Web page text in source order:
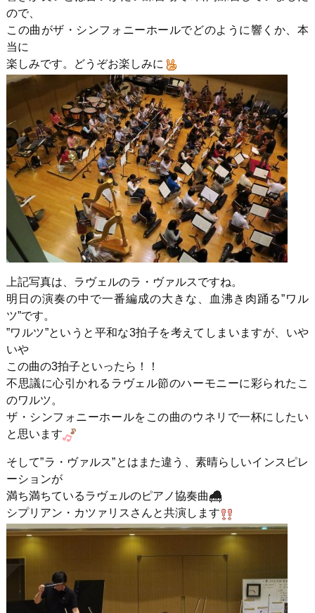
ので、
この曲がザ・シンフォニーホールでどのように響くか、本
当に
楽しみです。どうぞお楽しみに
上記写真は、ラヴェルのラ・ヴァルスですね。
明日の演奏の中で一番編成の大きな、血沸き肉踊る”ワル
ツ”です。
”ワルツ”というと平和な3拍子を考えてしまいますが、いや
いや
この曲の3拍子といったら！！
不思議に心引かれるラヴェル節のハーモニーに彩られたこ
のワルツ。
ザ・シンフォニーホールをこの曲のウネリで一杯にしたい
と思います
そして”ラ・ヴァルス”とはまた違う、素晴らしいインスピレ
ーションが
満ち満ちているラヴェルのピアノ協奏曲
シプリアン・カツァリスさんと共演します